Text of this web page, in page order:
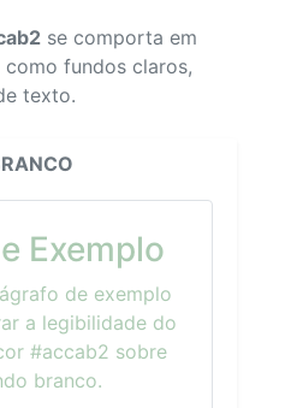
se comporta em
fundos claros,
texto.
Exemplo
de exemplo
a legibilidade do
#accab2 sobre
branco.